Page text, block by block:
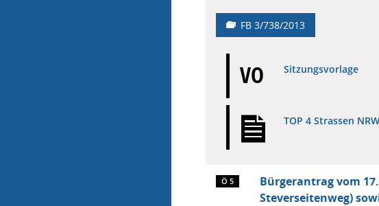
FB 3/738/2013
VO Sitzungsvorlage
TOP 4 Strassen NRW
Ö 5
Bürgerantrag vom
Steverseitenweg)